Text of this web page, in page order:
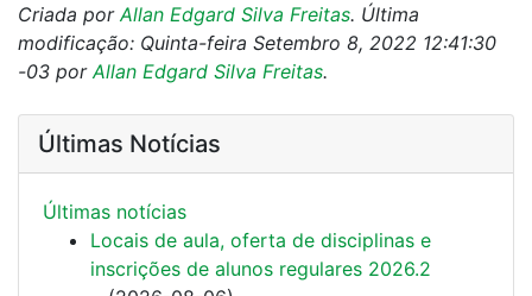
Criada por Allan Edgard Silva Freitas. Última
modificação: Quinta-feira Setembro 8, 2022 12:41:30
-03 por Allan Edgard Silva Freitas.
Últimas Notícias
Últimas notí­cias
Locais de aula, oferta de disciplinas e
inscrições de alunos regulares 2026.2